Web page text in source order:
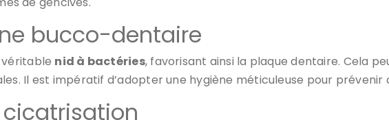
bucco-dentaire
véritable nid à bactéries, favorisant ainsi la plaque dentaire. Cela
Il est impératif d’adopter une hygiène méticuleuse pour prévenir
cicatrisation